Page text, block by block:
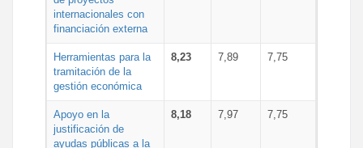
internacionales con
financiación externa
Herramientas para la
tramitación de la
gestión económica
8,23 7,89 7,75
Apoyo en la
justificación de
ayudas públicas a la
8,18 7,97 7,75